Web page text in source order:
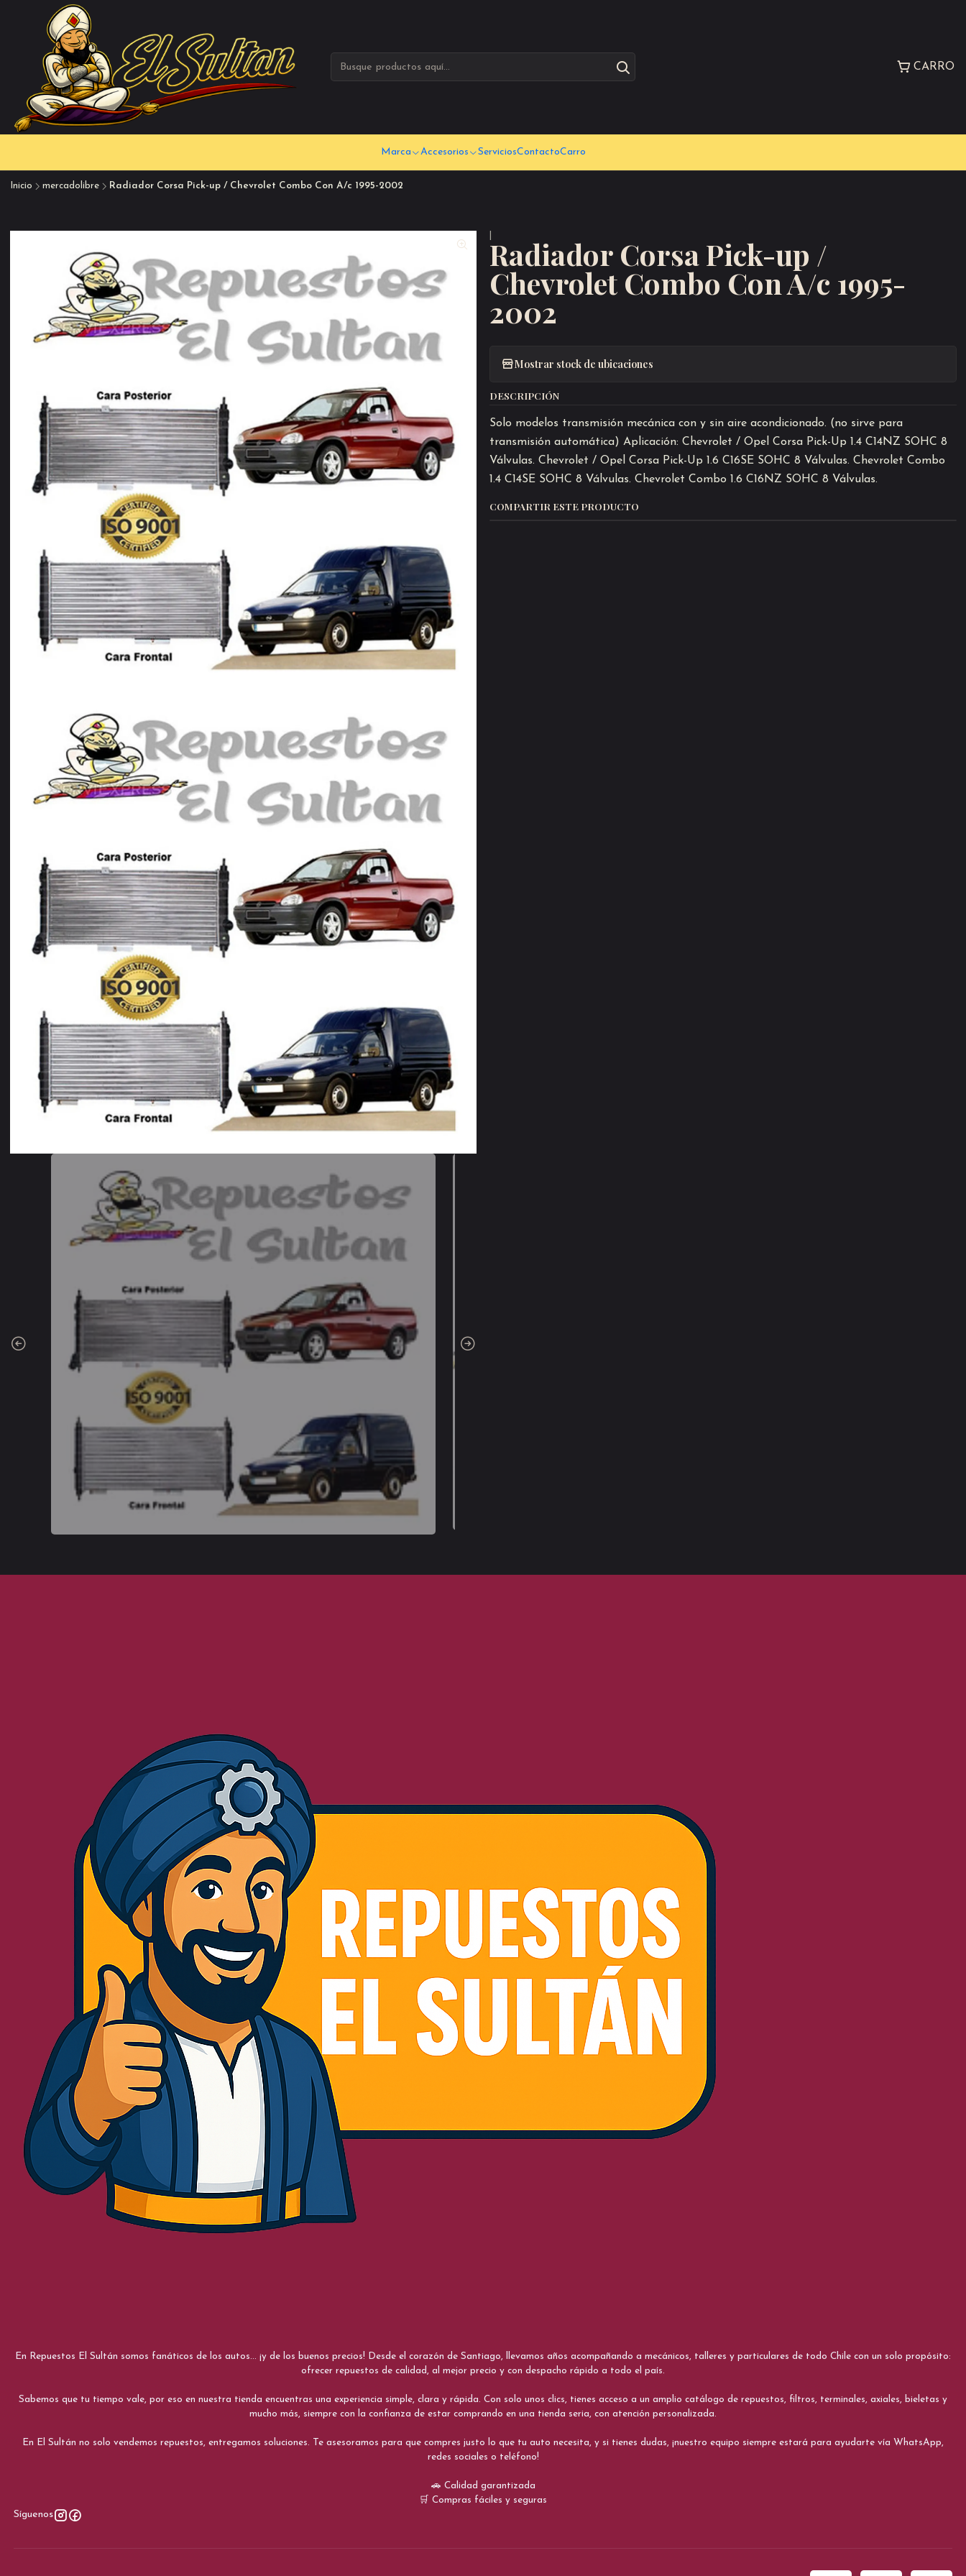
CARRO
Marca Accesorios ServiciosContactoCarro
Inicio mercadolibre Radiador Corsa Pick-up / Chevrolet Combo Con A/c 1995-2002
Radiador Corsa Pick-up /
Chevrolet Combo Con A/c 1995-
2002
Mostrar stock de ubicaciones
DESCRIPCIÓN
Solo modelos transmisión mecánica con y sin aire acondicionado. (no sirve para
transmisión automática) Aplicación: Chevrolet / Opel Corsa Pick-Up 1.4 C14NZ SOHC 8
Válvulas. Chevrolet / Opel Corsa Pick-Up 1.6 C16SE SOHC 8 Válvulas. Chevrolet Combo
1.4 C14SE SOHC 8 Válvulas. Chevrolet Combo 1.6 C16NZ SOHC 8 Válvulas.
COMPARTIR ESTE PRODUCTO
En Repuestos El Sultán somos fanáticos de los autos... ¡y de los buenos precios! Desde el corazón de Santiago, llevamos años acompañando a mecánicos, talleres y particulares de todo Chile con un solo propósito:
ofrecer repuestos de calidad, al mejor precio y con despacho rápido a todo el país.
Sabemos que tu tiempo vale, por eso en nuestra tienda encuentras una experiencia simple, clara y rápida. Con solo unos clics, tienes acceso a un amplio catálogo de repuestos, filtros, terminales, axiales, bieletas y
mucho más, siempre con la confianza de estar comprando en una tienda seria, con atención personalizada.
En El Sultán no solo vendemos repuestos, entregamos soluciones. Te asesoramos para que compres justo lo que tu auto necesita, y si tienes dudas, ¡nuestro equipo siempre estará para ayudarte vía WhatsApp,
redes sociales o teléfono!
🚗 Calidad garantizada
🛒 Compras fáciles y seguras
Síguenos